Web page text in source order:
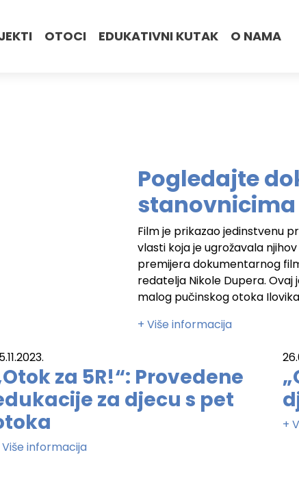
OTOCI EDUKATIVNI KUTAK O NAMA
Pogledajte
Film je prikazao jedinstvenu
vlasti koja je ugrožavala
premijera dokumentarnog
redatelja Nikole Dupera.
malog pučinskog otoka
+ Više informacija
za 5R!“: Provedene
za djecu s pet
Više informacija
+